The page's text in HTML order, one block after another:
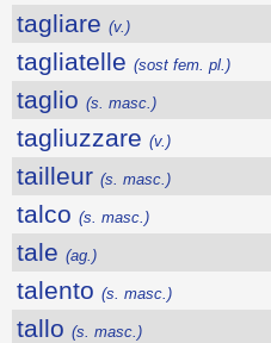
tagliare (v.)
tagliatelle (sost fem. pl.)
taglio (s. masc.)
tagliuzzare (v.)
tailleur (s. masc.)
talco (s. masc.)
tale (ag.)
talento (s. masc.)
tallo (s. masc.)